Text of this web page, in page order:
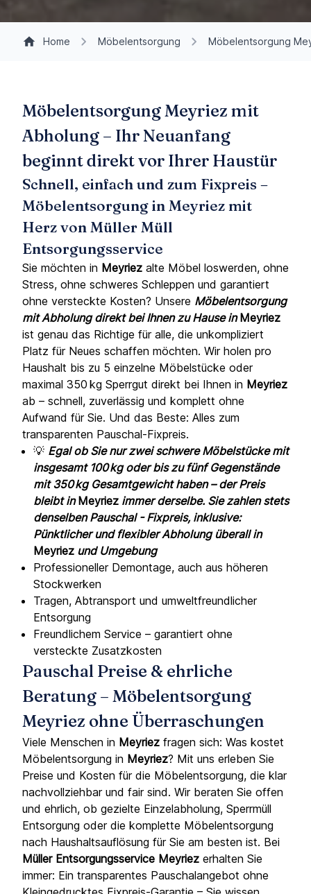
Home Möbelentsorgung Möbelentsorgung
Möbelentsorgung Meyriez mit
Abholung – Ihr Neuanfang
beginnt direkt vor Ihrer Haustür
Schnell, einfach und zum Fixpreis –
Möbelentsorgung in Meyriez mit
Herz von Müller Müll
Entsorgungsservice
Sie möchten in Meyriez alte Möbel loswerden, ohne
Stress, ohne schweres Schleppen und garantiert
ohne versteckte Kosten? Unsere Möbelentsorgung
mit Abholung direkt bei Ihnen zu Hause inMeyriez
ist genau das Richtige für alle, die unkompliziert
Platz für Neues schaffen möchten. Wir holen pro
Haushalt bis zu 5 einzelne Möbelstücke oder
maximal 350 kg Sperrgut direkt bei Ihnen in Meyriez
ab – schnell, zuverlässig und komplett ohne
Aufwand für Sie. Und das Beste: Alles zum
transparenten Pauschal-Fixpreis.
💡 Egal ob Sie nur zwei schwere Möbelstücke mit
insgesamt 100 kg oder bis zu fünf Gegenstände
mit 350 kg Gesamtgewicht haben – der Preis
bleibt inMeyriez immer derselbe. Sie zahlen stets
denselben Pauschal - Fixpreis, inklusive:
Pünktlicher und flexibler Abholung überall in
Meyriez und Umgebung
Professioneller Demontage, auch aus höheren
Stockwerken
Tragen, Abtransport und umweltfreundlicher
Entsorgung
Freundlichem Service – garantiert ohne
versteckte Zusatzkosten
Pauschal Preise & ehrliche
Beratung – Möbelentsorgung
Meyriez ohne Überraschungen
Viele Menschen in Meyriez fragen sich: Was kostet
Möbelentsorgung in Meyriez? Mit uns erleben Sie
Preise und Kosten für die Möbelentsorgung, die klar
nachvollziehbar und fair sind. Wir beraten Sie offen
und ehrlich, ob gezielte Einzelabholung, Sperrmüll
Entsorgung oder die komplette Möbelentsorgung
nach Haushaltsauflösung für Sie am besten ist. Bei
Müller Entsorgungsservice Meyriez erhalten Sie
immer: Ein transparentes Pauschalangebot ohne